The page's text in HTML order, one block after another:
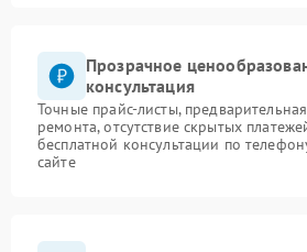
Прозрачное
консультация
Точные прайс-листы,
ремонта, отсутствие скрытых
бесплатной консультации по
сайте